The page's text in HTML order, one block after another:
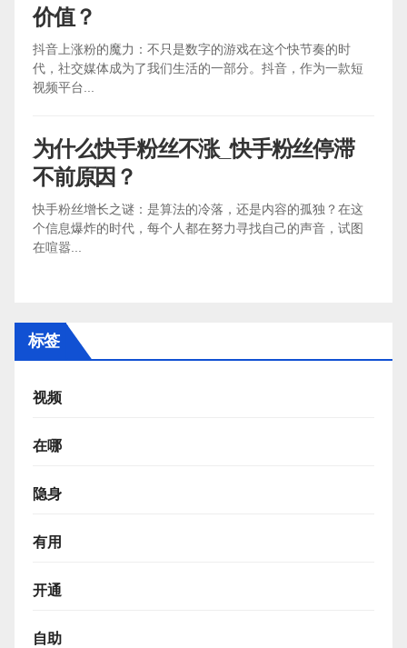
价值？
抖音上涨粉的魔力：不只是数字的游戏在这个快节奏的时
代，社交媒体成为了我们生活的一部分。抖音，作为一款短
视频平台...
为什么快手粉丝不涨_快手粉丝停滞
不前原因？
快手粉丝增长之谜：是算法的冷落，还是内容的孤独？在这
个信息爆炸的时代，每个人都在努力寻找自己的声音，试图
在喧嚣...
标签
视频
在哪
隐身
有用
开通
自助